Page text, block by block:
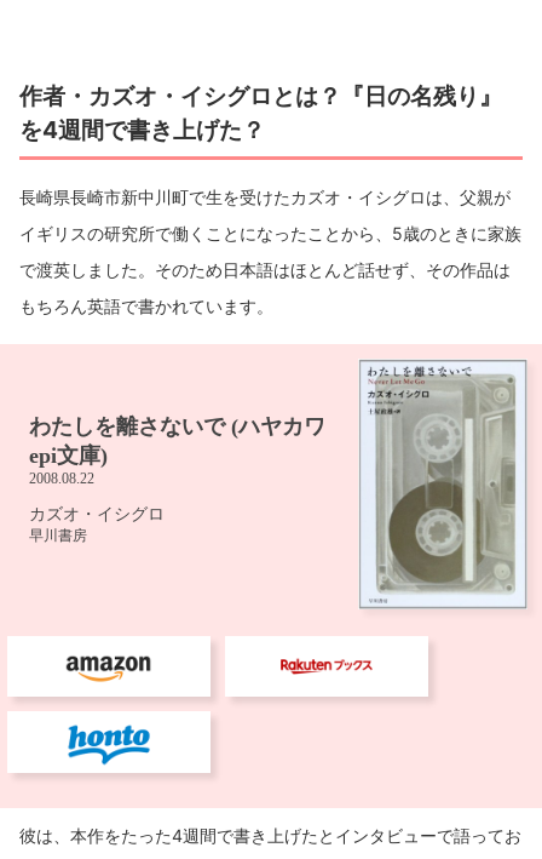
作者・カズオ・イシグロとは？『日の名残り』
を4週間で書き上げた？
長崎県長崎市新中川町で生を受けたカズオ・イシグロは、父親が
イギリスの研究所で働くことになったことから、5歳のときに家族
で渡英しました。そのため日本語はほとんど話せず、その作品は
もちろん英語で書かれています。
彼は、本作をたった4週間で書き上げたとインタビューで語ってお